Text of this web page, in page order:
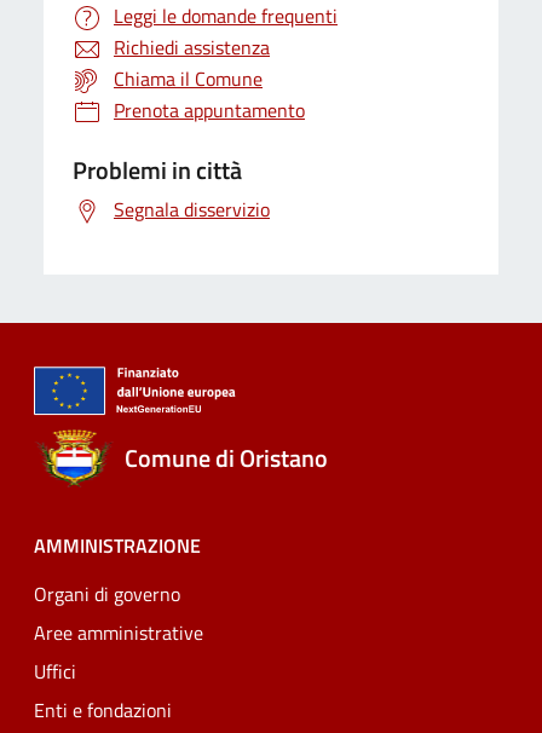
Leggi le domande frequenti
Richiedi assistenza
Chiama il Comune
Prenota appuntamento
Problemi in città
Segnala disservizio
Comune di Oristano
AMMINISTRAZIONE
Organi di governo
Aree amministrative
Uffici
Enti e fondazioni